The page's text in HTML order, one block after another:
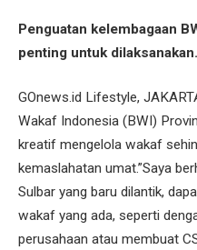
Penguatan kelembagaan
penting untuk dilaksanakan.
GOnews.id Lifestyle,
Wakaf Indonesia (BWI)
kreatif mengelola wakaf
kemaslahatan umat.”Saya
Sulbar yang baru dilantik,
wakaf yang ada, seperti
perusahaan atau membuat